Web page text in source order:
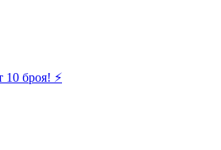
10 броя! ⚡️